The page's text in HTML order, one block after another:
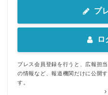
プ
ロ
プレス会員登録を行うと、広報担
の情報など、報道機関だけに公開
す。